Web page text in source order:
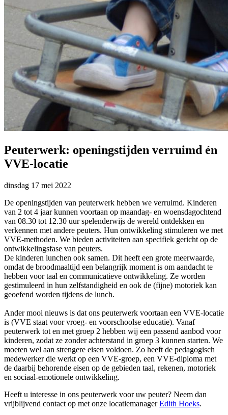
Peuterwerk: openingstijden verruimd én
VVE-locatie
dinsdag 17 mei 2022
De openingstijden van peuterwerk hebben we verruimd. Kinderen
van 2 tot 4 jaar kunnen voortaan op maandag- en woensdagochtend
van 08.30 tot 12.30 uur spelenderwijs de wereld ontdekken en
verkennen met andere peuters. Hun ontwikkeling stimuleren we met
VVE-methoden. We bieden activiteiten aan specifiek gericht op de
ontwikkelingsfase van peuters.
De kinderen lunchen ook samen. Dit heeft een grote meerwaarde,
omdat de broodmaaltijd een belangrijk moment is om aandacht te
hebben voor taal en communicatieve ontwikkeling. Ze worden
gestimuleerd in hun zelfstandigheid en ook de (fijne) motoriek kan
geoefend worden tijdens de lunch.
Ander mooi nieuws is dat ons peuterwerk voortaan een VVE-locatie
is (VVE staat voor vroeg- en voorschoolse educatie). Vanaf
peuterwerk tot en met groep 2 hebben wij een passend aanbod voor
kinderen, zodat ze zonder achterstand in groep 3 kunnen starten. We
moeten wel aan strengere eisen voldoen. Zo heeft de pedagogisch
medewerker die werkt op een VVE-groep, een VVE-diploma met
de daarbij behorende eisen op de gebieden taal, rekenen, motoriek
en sociaal-emotionele ontwikkeling.
Heeft u interesse in ons peuterwerk voor uw peuter? Neem dan
vrijblijvend contact op met onze locatiemanagerEdith Hoeks.